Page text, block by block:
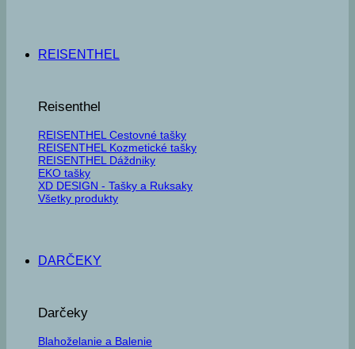
REISENTHEL
Reisenthel
REISENTHEL Cestovné tašky
REISENTHEL Kozmetické tašky
REISENTHEL Dáždniky
EKO tašky
XD DESIGN - Tašky a Ruksaky
Všetky produkty
DARČEKY
Darčeky
Blahoželanie a Balenie